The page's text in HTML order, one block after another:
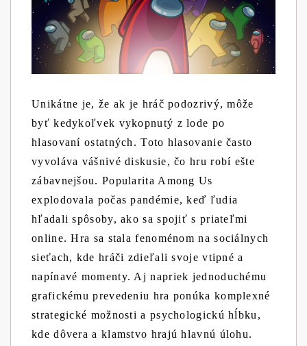
Unikátne je, že ak je hráč podozrivý, môže
byť kedykoľvek vykopnutý z lode po
hlasovaní ostatných. Toto hlasovanie často
vyvoláva vášnivé diskusie, čo hru robí ešte
zábavnejšou. Popularita Among Us
explodovala počas pandémie, keď ľudia
hľadali spôsoby, ako sa spojiť s priateľmi
online. Hra sa stala fenoménom na sociálnych
sieťach, kde hráči zdieľali svoje vtipné a
napínavé momenty. Aj napriek jednoduchému
grafickému prevedeniu hra ponúka komplexné
strategické možnosti a psychologickú hĺbku,
kde dôvera a klamstvo hrajú hlavnú úlohu.